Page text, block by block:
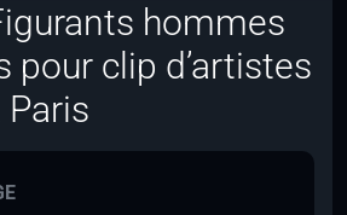
hommes
pour clip d’artistes